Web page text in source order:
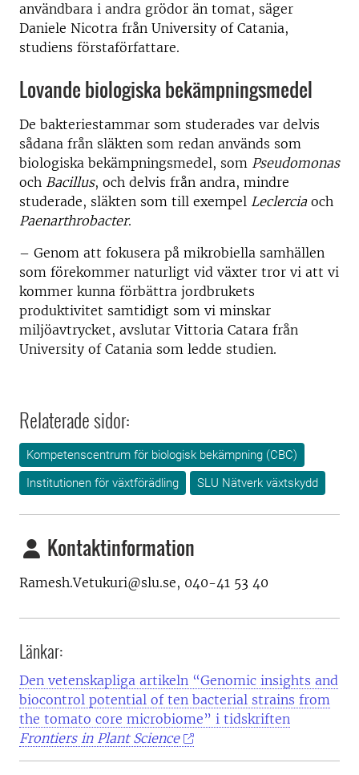
användbara i andra grödor än tomat, säger
Daniele Nicotra från University of Catania,
studiens förstaförfattare.
Lovande biologiska bekämpningsmedel
De bakteriestammar som studerades var delvis
sådana från släkten som redan används som
biologiska bekämpningsmedel, som Pseudomonas
och Bacillus, och delvis från andra, mindre
studerade, släkten som till exempel Leclerciaoch
Paenarthrobacter.
– Genom att fokusera på mikrobiella samhällen
som förekommer naturligt vid växter tror vi att vi
kommer kunna förbättra jordbrukets
produktivitet samtidigt som vi minskar
miljöavtrycket, avslutar Vittoria Catara från
University of Catania som ledde studien.
Relaterade sidor:
Kompetenscentrum för biologisk bekämpning (CBC)
Institutionen för växtförädling
SLU Nätverk växtskydd
Kontaktinformation
Ramesh.Vetukuri@slu.se, 040-41 53 40
Länkar:
Den vetenskapliga artikeln “Genomic insights and
biocontrol potential of ten bacterial strains from
the tomato core microbiome” i tidskriften
Frontiers in Plant Science